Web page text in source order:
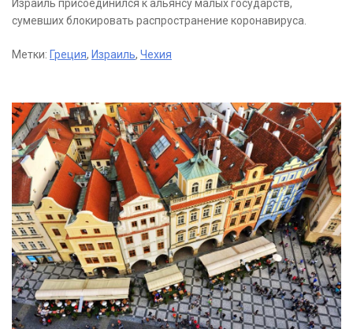
Израиль присоединился к альянсу малых государств,
сумевших блокировать распространение коронавируса.
Метки: Греция, Израиль, Чехия